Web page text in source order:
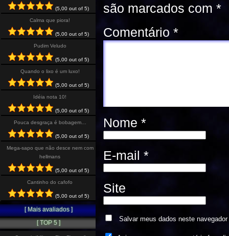
são marcados com*
Comentário*
Nome*
E-mail*
Site
Salvar meus dados neste
(5,00 out of 5)
Calma que piora!
(5,00 out of 5)
Pudim Veludo
(5,00 out of 5)
Quando o lixo é um luxo!
(5,00 out of 5)
Idéia nota 10!
(5,00 out of 5)
Pouca desgraça é bobagem…
(5,00 out of 5)
Mega-sapo que não desce nem com
hellmans
(5,00 out of 5)
Cantinho do cafofo
(5,00 out of 5)
[ Mais avaliados ]
[ TOP 5 ]